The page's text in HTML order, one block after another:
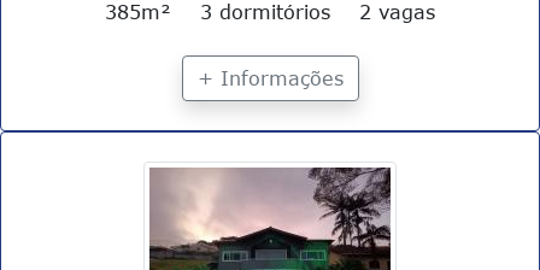
385m²
3 dormitórios 2 vagas
+ Informações